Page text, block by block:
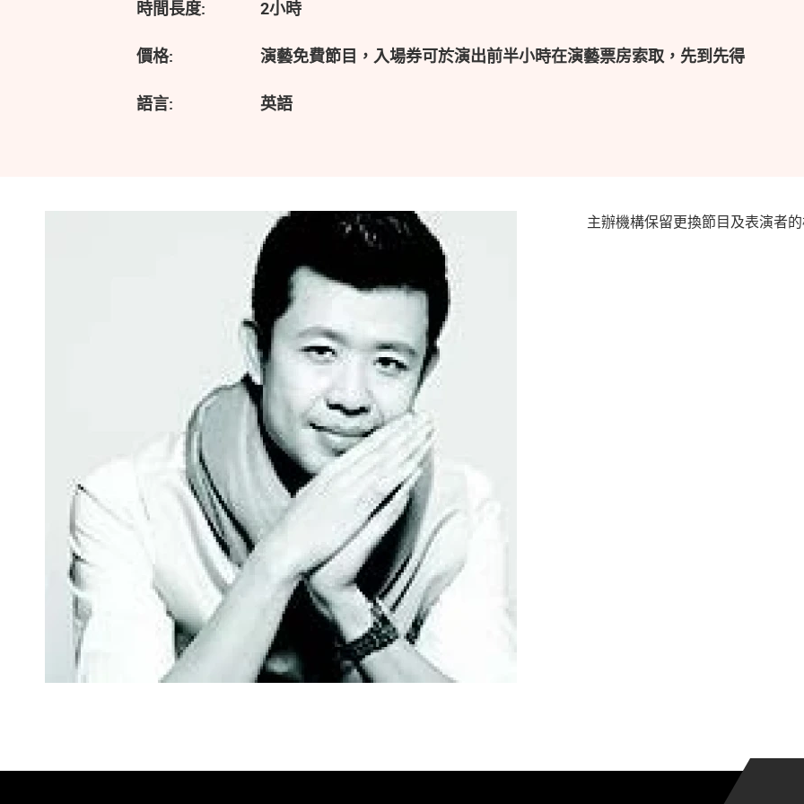
時間長度: 2小時
價格: 演藝免費節目，入場券可於演出前半小時在演藝票房索取，先到先得
語言: 英語
主辦機構保留更換節目及表演者